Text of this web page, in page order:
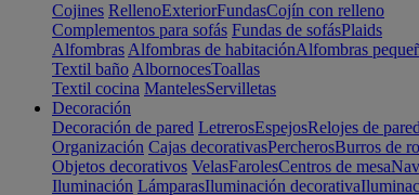
Cojines RellenoExteriorFundasCojín con relleno
Complementos para sofás Fundas de sofásPlaids
Alfombras Alfombras de habitaciónAlfombras
Textil baño AlbornocesToallas
Textil cocina MantelesServilletas
Decoración
Decoración de pared LetrerosEspejosRelojes de pared
Organización Cajas decorativasPercherosBurros de
Objetos decorativos VelasFarolesCentros de mesa
Iluminación LámparasIluminación decorativa